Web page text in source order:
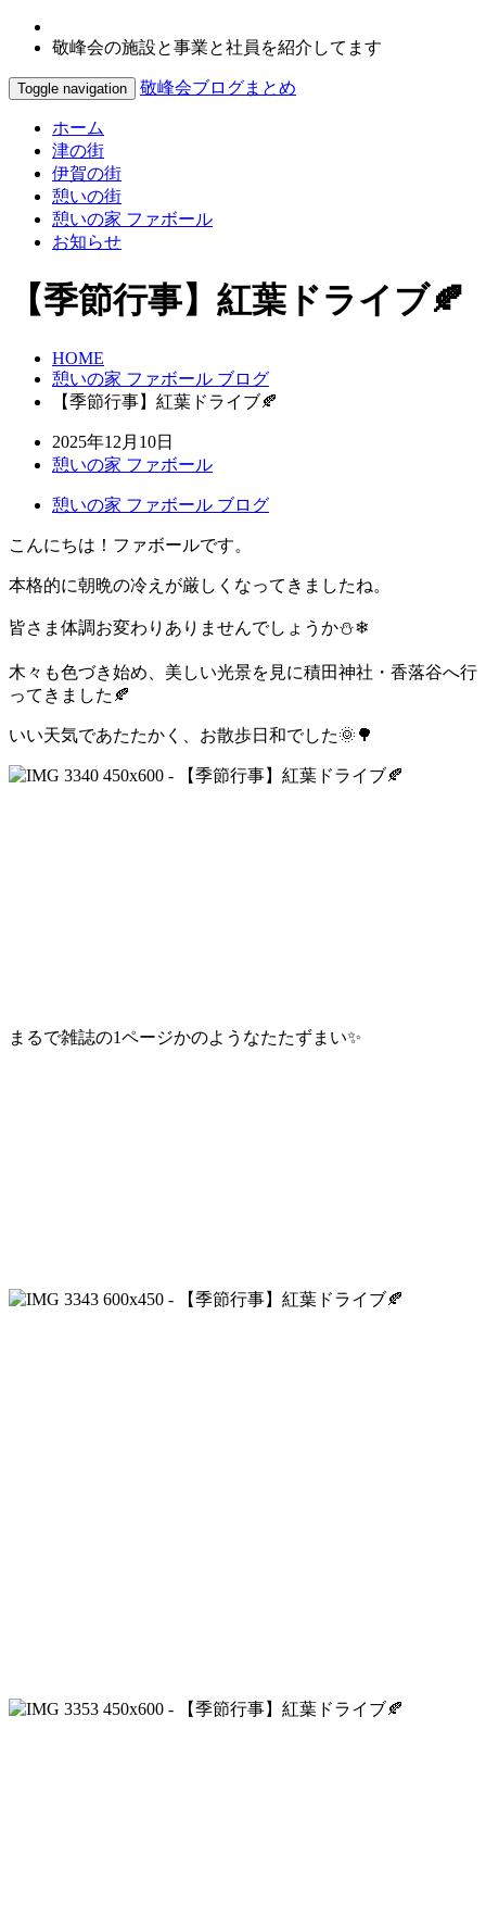
敬峰会の施設と事業と社員を紹介してます
Toggle navigation 敬峰会ブログまとめ
ホーム
津の街
伊賀の街
憩いの街
憩いの家 ファボール
お知らせ
【季節行事】紅葉ドライブ🍂
HOME
憩いの家 ファボール ブログ
【季節行事】紅葉ドライブ🍂
2025年12月10日
憩いの家 ファボール
憩いの家 ファボール ブログ
こんにちは！ファボールです。
本格的に朝晩の冷えが厳しくなってきましたね。
皆さま体調お変わりありませんでしょうか⛄❄
木々も色づき始め、美しい光景を見に積田神社・香落谷へ行
ってきました🍂
いい天気であたたかく、お散歩日和でした🌞🌳
まるで雑誌の1ページかのようなたたずまい✨